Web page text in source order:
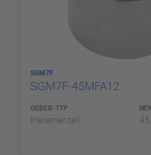
SGM7F
SGM7F-45MFA12
GEBER-TYP
Inkrementell